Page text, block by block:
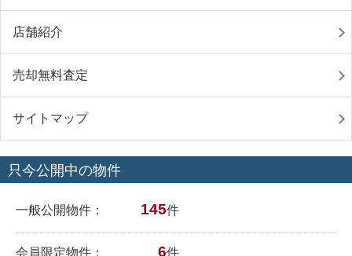
店舗紹介
売却無料査定
サイトマップ
只今公開中の物件
一般公開物件： 145件
会員限定物件： 6件